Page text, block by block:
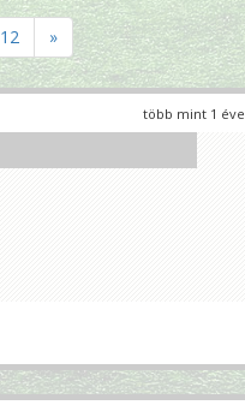
12 »
több mint 1 éve